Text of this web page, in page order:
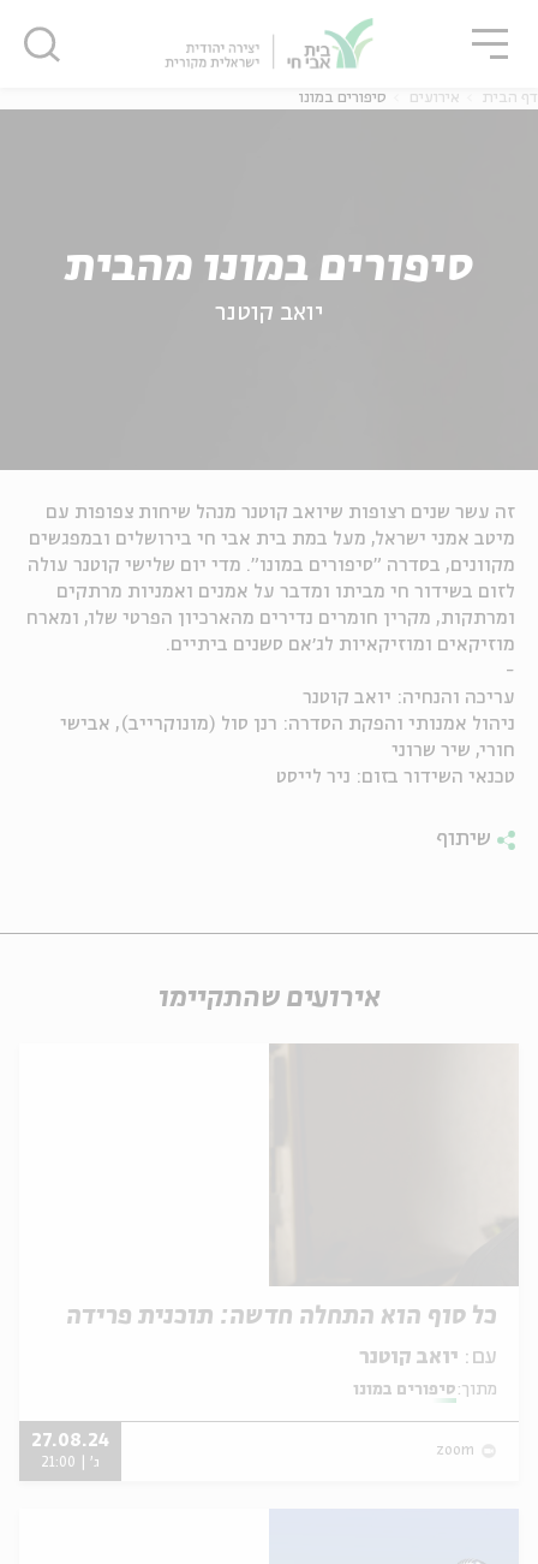
דף הבית אירועים סיפורים במונו
סיפורים במונו מהבית
יואב קוטנר
זה עשר שנים רצופות שיואב קוטנר מנהל שיחות צפופות עם
מיטב אמני ישראל, מעל במת בית אבי חי בירושלים ובמפגשים
מקוונים, בסדרה "סיפורים במונו". מדי יום שלישי קוטנר עולה
לזום בשידור חי מביתו ומדבר על אמנים ואמניות מרתקים
ומרתקות, מקרין חומרים נדירים מהארכיון הפרטי שלו, ומארח
מוזיקאים ומוזיקאיות לג׳אם סשנים ביתיים.
-
עריכה והנחיה: יואב קוטנר
ניהול אמנותי והפקת הסדרה: רנן סול (מונוקרייב), אבישי
חורי, שיר שרוני
טכנאי השידור בזום: ניר לייסט
שיתוף
אירועים שהתקיימו
כל סוף הוא התחלה חדשה: תוכנית פרידה
עם:
מתוך: סיפורים במונו
zoom
27.08.24
ג' | 21:00
סגור